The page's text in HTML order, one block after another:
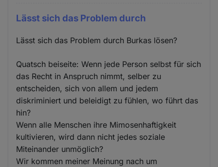
Lässt sich das Problem durch
Lässt sich das Problem durch Burkas lösen?
Quatsch beiseite: Wenn jede Person selbst für sich
das Recht in Anspruch nimmt, selber zu
entscheiden, sich von allem und jedem
diskriminiert und beleidigt zu fühlen, wo führt das
hin?
Wenn alle Menschen ihre Mimosenhaftigkeit
kultivieren, wird dann nicht jedes soziale
Miteinander unmöglich?
Wir kommen meiner Meinung nach um